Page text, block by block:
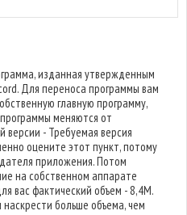
изданная утвержденным
Для переноса программы вам
главную программу,
меняются от
версии - Требуемая версия
оцените этот пункт, потому
приложения. Потом
на собственном аппарате
вас фактический объем - 8,4M.
больше объема, чем